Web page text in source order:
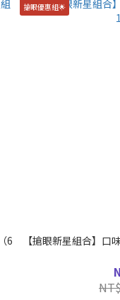
6
搶眼優惠組🌟
【搶眼新星組合】